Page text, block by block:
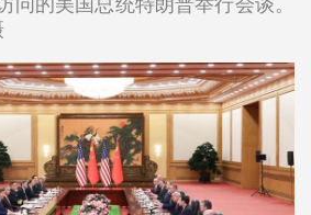
问的美国总统特朗普举行会谈。